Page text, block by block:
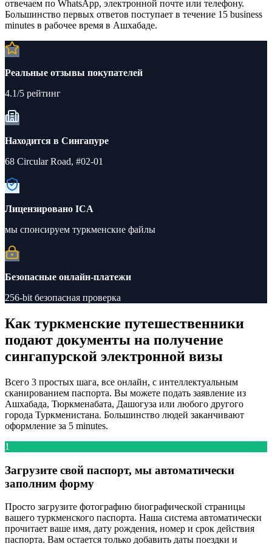
отвечаем по WhatsApp, электронной почте или телефону.
Большинство первых ответов поступает в течение 15 business
minutes в рабочее время в Ашхабаде.
Реальные отзывы покупателей
4.1/5 рейтинг
Находится в Сингапуре
68 Circular Road, #02-01
Лицензировано ICA
мы спонсируем туркменские файлы
Безопасные онлайн-платежи
256-bit безопасная проверка
Как туркменские путешественники
подают документы на получение
сингапурской электронной визы
Всего 3 простых шага, все онлайн, с интеллектуальным
сканированием паспорта. Вы можете подать заявление из
Ашхабада, Тюркменабата, Дашогуза или любого другого
города Туркменистана. Большинство людей заканчивают
оформление за 5 minutes.
1
Загрузите свой паспорт, мы автоматически
заполним форму
Просто загрузите фотографию биографической страницы
вашего туркменского паспорта. Наша система автоматически
прочитает ваше имя, дату рождения, номер и срок действия
паспорта. Вам остается только добавить даты поездки и